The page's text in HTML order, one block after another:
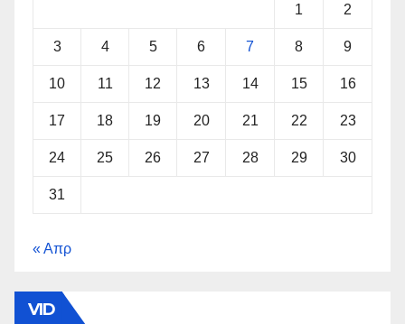
1 2
3 4 5 6 7 8 9
10 11 12 13 14 15 16
17 18 19 20 21 22 23
24 25 26 27 28 29 30
31
« Απρ
VID